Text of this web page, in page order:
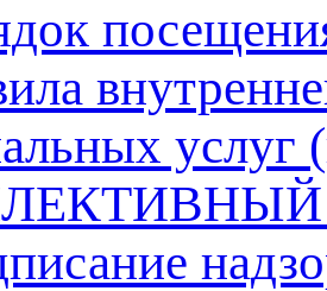
услуг